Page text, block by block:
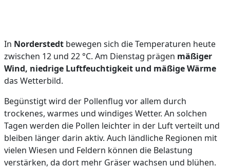
In Norderstedt bewegen sich die Temperaturen heute
zwischen 12 und 22 °C. Am Dienstag prägen mäßiger
Wind, niedrige Luftfeuchtigkeit und mäßige Wärme
das Wetterbild.
Begünstigt wird der Pollenflug vor allem durch
trockenes, warmes und windiges Wetter. An solchen
Tagen werden die Pollen leichter in der Luft verteilt und
bleiben länger darin aktiv. Auch ländliche Regionen mit
vielen Wiesen und Feldern können die Belastung
verstärken, da dort mehr Gräser wachsen und blühen.